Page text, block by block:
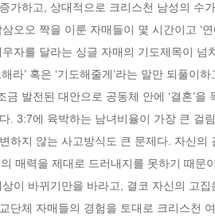
가하고, 상대적으로 크리스천 남성의 수
오오 짝을 이룬 자매들이 몇 시간이고 ‘
자를 달라는 싱글 자매의 기도제목이 넘
라’ 혹은 ‘기도해줄게’라는 말만 되풀이
금 발전된 대안으로 공동체 안에 ‘결혼’
. 3:7에 육박하는 남녀비율이 가장 큰 걸
하지 않는 사고방식도 큰 문제다. 자신의
의 매력을 제대로 드러내지를 못하기 때문
이 바뀌기만을 바라고, 결코 자신의 고
단체 자매들의 경험을 토대로 크리스천